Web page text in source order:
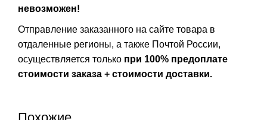
невозможен!
Отправление заказанного на сайте товара в
отдаленные регионы, а также Почтой России,
осуществляется только при 100% предоплате
стоимости заказа + стоимости доставки.